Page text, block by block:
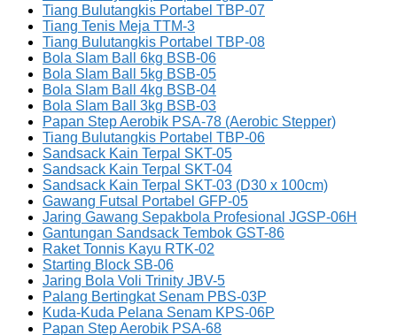
Tiang Bulutangkis Portabel TBP-07
Tiang Tenis Meja TTM-3
Tiang Bulutangkis Portabel TBP-08
Bola Slam Ball 6kg BSB-06
Bola Slam Ball 5kg BSB-05
Bola Slam Ball 4kg BSB-04
Bola Slam Ball 3kg BSB-03
Papan Step Aerobik PSA-78 (Aerobic Stepper)
Tiang Bulutangkis Portabel TBP-06
Sandsack Kain Terpal SKT-05
Sandsack Kain Terpal SKT-04
Sandsack Kain Terpal SKT-03 (D30 x 100cm)
Gawang Futsal Portabel GFP-05
Jaring Gawang Sepakbola Profesional JGSP-06H
Gantungan Sandsack Tembok GST-86
Raket Tonnis Kayu RTK-02
Starting Block SB-06
Jaring Bola Voli Trinity JBV-5
Palang Bertingkat Senam PBS-03P
Kuda-Kuda Pelana Senam KPS-06P
Papan Step Aerobik PSA-68